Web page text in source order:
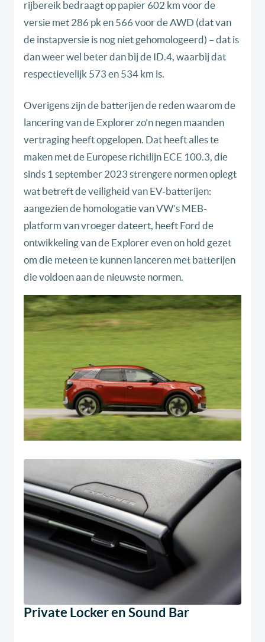
rijbereik bedraagt op papier 602 km voor de
versie met 286 pk en 566 voor de AWD (dat van
de instapversie is nog niet gehomologeerd) – dat is
dan weer wel beter dan bij de ID.4, waarbij dat
respectievelijk 573 en 534 km is.
Overigens zijn de batterijen de reden waarom de
lancering van de Explorer zo’n negen maanden
vertraging heeft opgelopen. Dat heeft alles te
maken met de Europese richtlijn ECE 100.3, die
sinds 1 september 2023 strengere normen oplegt
wat betreft de veiligheid van EV-batterijen:
aangezien de homologatie van VW’s MEB-
platform van vroeger dateert, heeft Ford de
ontwikkeling van de Explorer even on hold gezet
om die meteen te kunnen lanceren met batterijen
die voldoen aan de nieuwste normen.
Private Locker en Sound Bar